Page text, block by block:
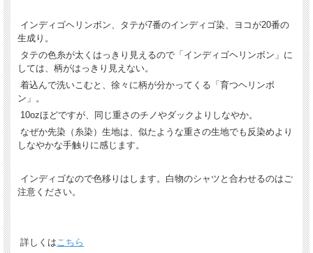
インディゴヘリンボン、タテが7番のインディゴ染、ヨコが20番の
生成り。
タテの色糸が太くはっきり見えるので「インディゴヘリンボン」に
しては、柄がはっきり見えない。
着込んで洗いこむと、徐々に柄が分かってくる「育つヘリンボ
ン」。
10ozほどですが、同じ重さのチノやダックよりしなやか。
なぜか先染（糸染）生地は、似たような重さの生地でも反染めより
しなやかな手触りに感じます。
インディゴなので色移りはします。白物のシャツと合わせるのはご
注意ください。
詳しくはこちら